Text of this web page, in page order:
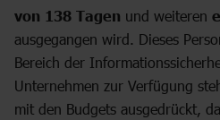
von 138 Tagen und weiteren
ausgegangen wird. Dieses
Bereich der
Unternehmen zur Verfügung
mit den Budgets ausgedrückt,